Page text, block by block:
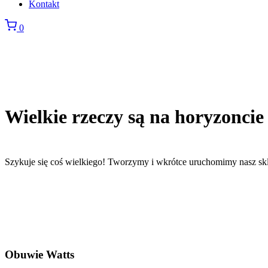
Kontakt
0
Wielkie rzeczy są na horyzoncie
Szykuje się coś wielkiego! Tworzymy i wkrótce uruchomimy nasz
Obuwie Watts